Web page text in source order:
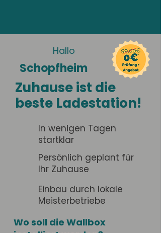
Hallo
Schopfheim
Zuhause ist die
beste Ladestation!
In wenigen Tagen
startklar
Persönlich geplant für
Ihr Zuhause
Einbau durch lokale
Meisterbetriebe
Wo soll die Wallbox